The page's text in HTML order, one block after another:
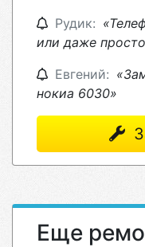
Рудик:
или даже
Евгений:
нокиа 6030»
Еще